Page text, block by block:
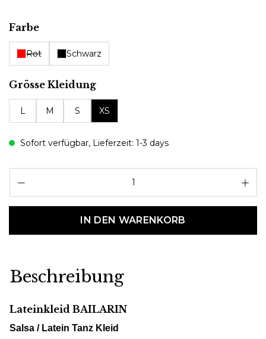
Farbeauswählen
Rot Schwarz
Grösse Kleidungauswählen
L M S XS
Sofort verfügbar, Lieferzeit: 1-3 days
IN DEN WARENKORB
Beschreibung
Lateinkleid BAILARIN
Salsa / Latein Tanz Kleid